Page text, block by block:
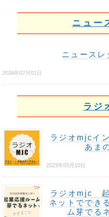
ニュー
ニュース
2026年07月01日
ラジ
ラジオmjcイ
あま
2023年03月10日
ラジオmjc 起
ネットででき
ム芽でる